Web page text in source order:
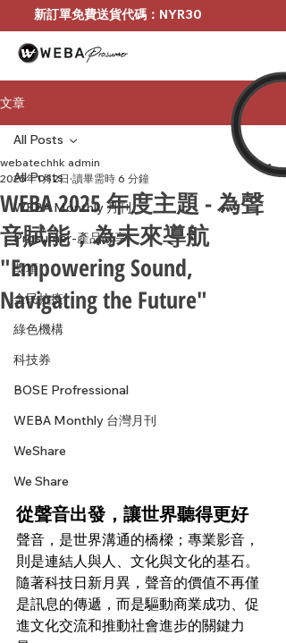
新訂單免費送貨代碼：NYR30
文章
All Posts
WEBA Monthly 月刊
Prosumer-產品分享
獎項
全民抗疫
綠色機構
科技券
BOSE Profressional
WEBA Monthly 台灣月刊
WeShare
We Share
All Posts
WEBA 2025 年度主題 - 為聲
音賦能，為未來導航
"Empowering Sound,
Navigating the Future"
webatechhk admin
2025年1月2日 讀畢需時 6 分鐘
從聲音出發，讓世界聽得更好
聲音，是世界溝通的橋樑；專業影音，
則是連結人與人、文化與文化的基石。
隨著科技日新月異，聲音的價值不再僅
是訊息的傳遞，而是驅動商業成功、促
進文化交流和推動社會進步的關鍵力